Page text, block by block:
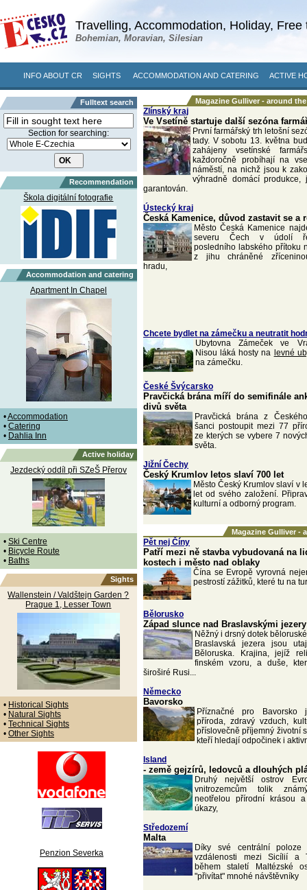
Travelling, Accommodation, Holiday, Free
Bohemian, Moravian, Silesian
INFO ABOUT CR SIGHTS ACCOMMODATION AND CATERING ACTIVE
Fulltext search
Section for searching:
Recommendation
Škola digitální fotografie
Accommodation and catering
Apartment In Chapel
•Accommodation
• Catering
• Dahlia Inn
Active holiday
Jezdecký oddíl při SZeŠ Přerov
• Ski Centre
• Bicycle Route
• Baths
Sights
Wallenstein / Valdštejn Garden ?
Prague 1, Lesser Town
• Historical Sights
• Natural Sights
• Technical Sights
• Other Sights
Penzion Severka
Magazine Gulliver - around
Zlínský kraj
Ve Vsetíně startuje další sezóna
První farmářský trh letošní
tady. V sobotu 13. května
zahájeny vsetínské
každoročně probíhají na
náměstí, na nichž jsou k
výhradně domácí produkce,
garantován.
Ústecký kraj
Česká Kamenice, důvod zastavit se a
Město Česká Kamenice
severu Čech v údolí
posledního labského přítoku
z jihu chráněné
hradu,
Chcete bydlet na zámečku a neutratit
Ubytovna Zámeček ve
Nisou láká hosty na levné
na zámečku.
České Švýcarsko
Pravčická brána míří do semifinále
divů světa
Pravčická brána z
šanci postoupit mezi 77
ze kterých se vybere 7
světa.
Jižní Čechy
Český Krumlov letos slaví 700 let
Město Český Krumlov slaví v
let od svého založení.
kulturní a odborný program.
Magazine Gulliver -
Pět nej Číny
Patří mezi ně stavba vybudovaná na
kostech i město nad oblaky
Čína se Evropě vyrovná
pestrostí zážitků, které tu na
Bělorusko
Západ slunce nad Braslavskými jezery
Něžný i drsný dotek
Braslavská jezera jsou
Běloruska. Krajina, jejíž
finském vzoru, a duše,
široširé Rusi...
Německo
Bavorsko
Příznačné pro Bavorsko
příroda, zdravý vzduch,
příslovečně příjemný životní
kteří hledají odpočinek i
Island
- země gejzírů, ledovců a dlouhých
Druhý největší ostrov
vnitrozemcům tolik
neotřelou přírodní krásou
úkazy,
Středozemí
Malta
Díky své centrální
vzdálenosti mezi Sicílií a
během staletí Maltézské
"přivítat" mnohé návštěvníky